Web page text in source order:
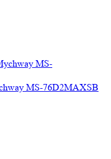
MS-76D2MAXSB